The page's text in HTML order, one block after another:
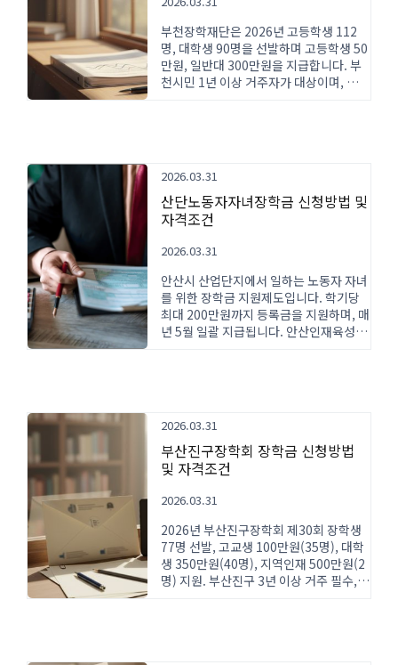
부천장학재단은 2026년 고등학생 112
명, 대학생 90명을 선발하며 고등학생 50
만원, 일반대 300만원을 지급합니다. 부
천시민 1년 이상 거주자가 대상이며, 성적
2026.03.31
산단노동자자녀장학금 신청방법 및
자격조건
2026.03.31
안산시 산업단지에서 일하는 노동자 자녀
를 위한 장학금 지원제도입니다. 학기당
최대 200만원까지 등록금을 지원하며, 매
년 5월 일괄 지급됩니다. 안산인재육성재
2026.03.31
부산진구장학회 장학금 신청방법
및 자격조건
2026.03.31
2026년 부산진구장학회 제30회 장학생
77명 선발, 고교생 100만원(35명), 대학
생 350만원(40명), 지역인재 500만원(2
명) 지원. 부산진구 3년 이상 거주 필수,